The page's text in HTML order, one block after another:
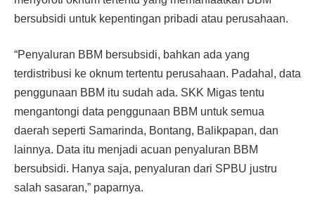
bersubsidi untuk kepentingan pribadi atau perusahaan.
“Penyaluran BBM bersubsidi, bahkan ada yang
terdistribusi ke oknum tertentu perusahaan. Padahal, data
penggunaan BBM itu sudah ada. SKK Migas tentu
mengantongi data penggunaan BBM untuk semua
daerah seperti Samarinda, Bontang, Balikpapan, dan
lainnya. Data itu menjadi acuan penyaluran BBM
bersubsidi. Hanya saja, penyaluran dari SPBU justru
salah sasaran,” paparnya.